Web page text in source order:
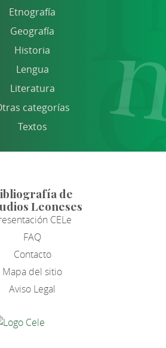
Etnografía
Geografía
Historia
Lengua
Literatura
categorías
Textos
de
Leoneses
CELe
FAQ
Contacto
Mapa del sitio
Aviso Legal